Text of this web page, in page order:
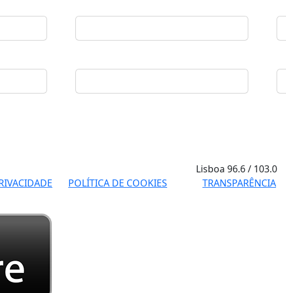
Lisboa96.6 / 103.0
POLÍTICA DE COOKIES TRANSPARÊNCIA